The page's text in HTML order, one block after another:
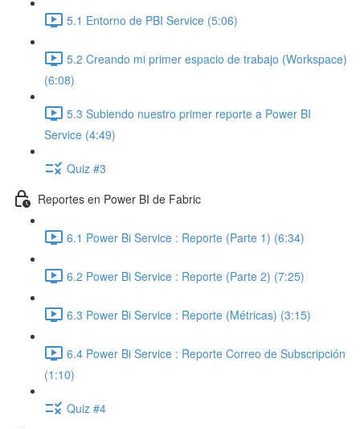
5.1 Entorno de PBI Service (5:06)
5.2 Creando mi primer espacio de trabajo (Workspace)
(6:08)
5.3 Subiendo nuestro primer reporte a Power BI
Service (4:49)
Quiz #3
Reportes en Power BI de Fabric
6.1 Power Bi Service : Reporte (Parte 1) (6:34)
6.2 Power Bi Service : Reporte (Parte 2) (7:25)
6.3 Power Bi Service : Reporte (Métricas) (3:15)
6.4 Power Bi Service : Reporte Correo de Subscripción
(1:10)
Quiz #4